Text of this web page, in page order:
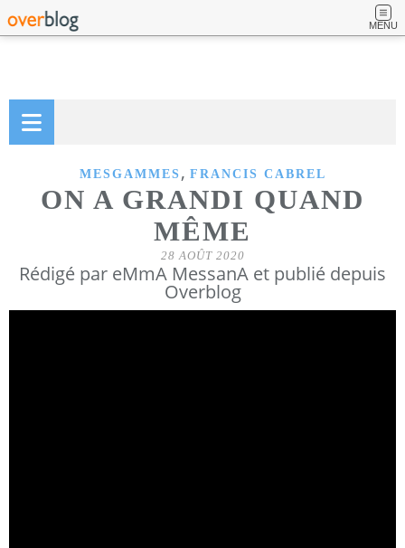
MENU
MESGAMMES , FRANCIS CABREL
ON A GRANDI QUAND
MÊME
28 AOÛT 2020
Rédigé par eMmA MessanA et publié depuis
Overblog